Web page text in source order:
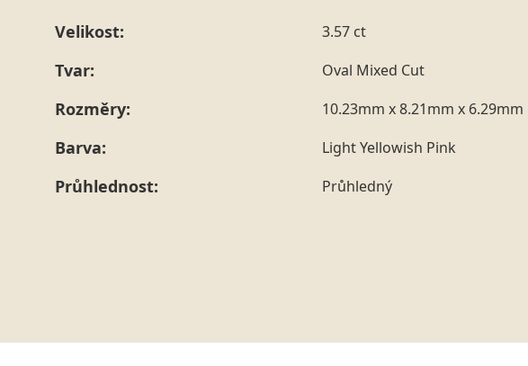
Velikost: 3.57 ct
Tvar: Oval Mixed Cut
Rozměry: 10.23mm x 8.21mm x 6.29mm
Barva: Light Yellowish Pink
Průhlednost: Průhledný